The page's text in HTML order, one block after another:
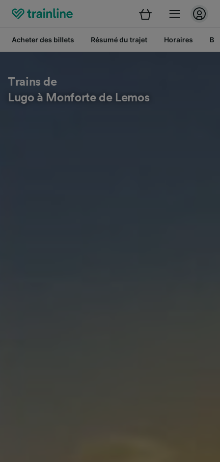
Acheter des billets Résumé du trajet Horaires
Trains de
Lugo à Monforte de Lemos